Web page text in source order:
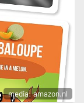
media: amazon.nl